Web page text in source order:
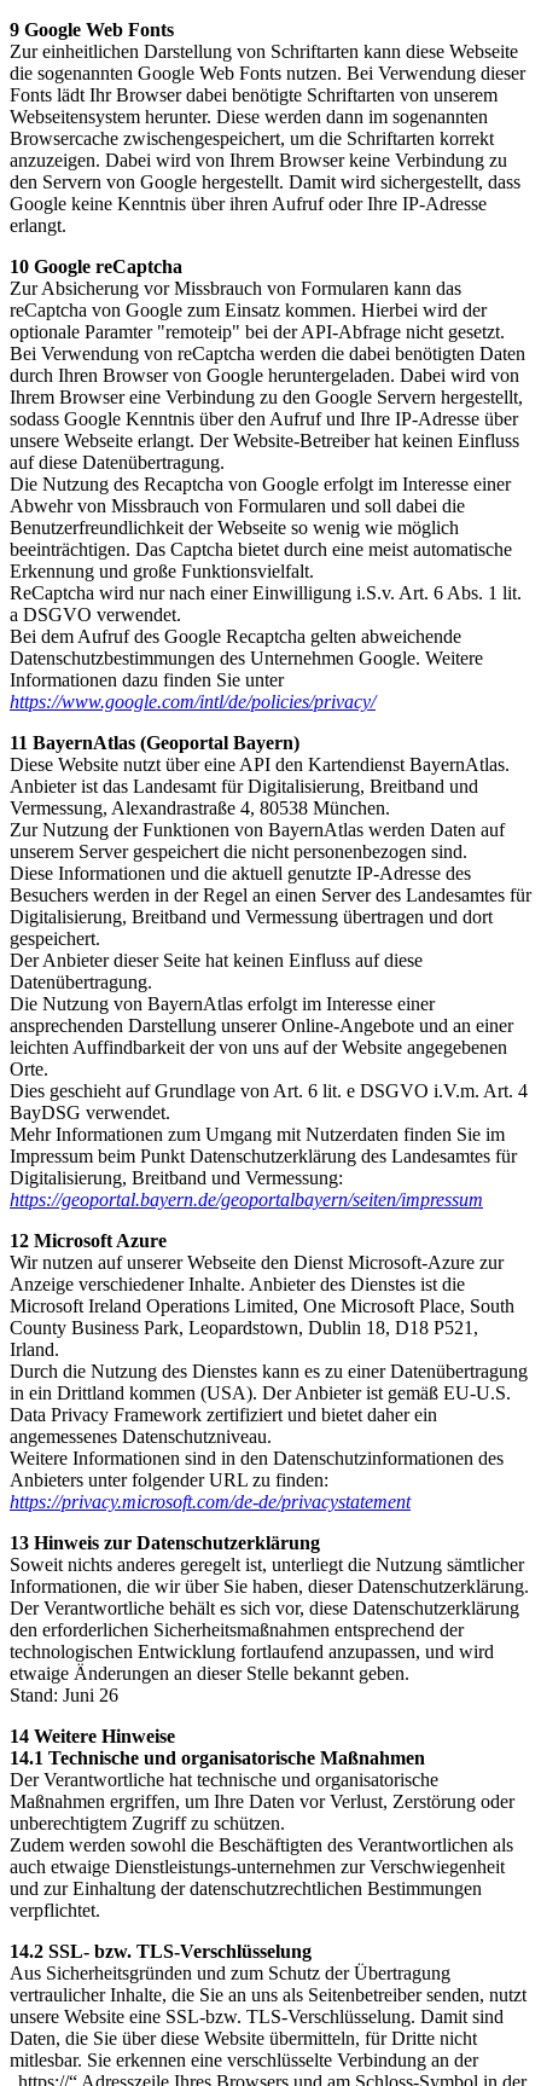
9 Google Web Fonts
Zur einheitlichen Darstellung von Schriftarten kann diese Webseite
die sogenannten Google Web Fonts nutzen. Bei Verwendung dieser
Fonts lädt Ihr Browser dabei benötigte Schriftarten von unserem
Webseitensystem herunter. Diese werden dann im sogenannten
Browsercache zwischengespeichert, um die Schriftarten korrekt
anzuzeigen. Dabei wird von Ihrem Browser keine Verbindung zu
den Servern von Google hergestellt. Damit wird sichergestellt, dass
Google keine Kenntnis über ihren Aufruf oder Ihre IP-Adresse
erlangt.
10 Google reCaptcha
Zur Absicherung vor Missbrauch von Formularen kann das
reCaptcha von Google zum Einsatz kommen. Hierbei wird der
optionale Paramter "remoteip" bei der API-Abfrage nicht gesetzt.
Bei Verwendung von reCaptcha werden die dabei benötigten Daten
durch Ihren Browser von Google heruntergeladen. Dabei wird von
Ihrem Browser eine Verbindung zu den Google Servern hergestellt,
sodass Google Kenntnis über den Aufruf und Ihre IP-Adresse über
unsere Webseite erlangt. Der Website-Betreiber hat keinen Einfluss
auf diese Datenübertragung.
Die Nutzung des Recaptcha von Google erfolgt im Interesse einer
Abwehr von Missbrauch von Formularen und soll dabei die
Benutzerfreundlichkeit der Webseite so wenig wie möglich
beeinträchtigen. Das Captcha bietet durch eine meist automatische
Erkennung und große Funktionsvielfalt.
ReCaptcha wird nur nach einer Einwilligung i.S.v. Art. 6 Abs. 1 lit.
a DSGVO verwendet.
Bei dem Aufruf des Google Recaptcha gelten abweichende
Datenschutzbestimmungen des Unternehmen Google. Weitere
Informationen dazu finden Sie unter
https://www.google.com/intl/de/policies/privacy/
11 BayernAtlas (Geoportal Bayern)
Diese Website nutzt über eine API den Kartendienst BayernAtlas.
Anbieter ist das Landesamt für Digitalisierung, Breitband und
Vermessung, Alexandrastraße 4, 80538 München.
Zur Nutzung der Funktionen von BayernAtlas werden Daten auf
unserem Server gespeichert die nicht personenbezogen sind.
Diese Informationen und die aktuell genutzte IP-Adresse des
Besuchers werden in der Regel an einen Server des Landesamtes für
Digitalisierung, Breitband und Vermessung übertragen und dort
gespeichert.
Der Anbieter dieser Seite hat keinen Einfluss auf diese
Datenübertragung.
Die Nutzung von BayernAtlas erfolgt im Interesse einer
ansprechenden Darstellung unserer Online-Angebote und an einer
leichten Auffindbarkeit der von uns auf der Website angegebenen
Orte.
Dies geschieht auf Grundlage von Art. 6 lit. e DSGVO i.V.m. Art. 4
BayDSG verwendet.
Mehr Informationen zum Umgang mit Nutzerdaten finden Sie im
Impressum beim Punkt Datenschutzerklärung des Landesamtes für
Digitalisierung, Breitband und Vermessung:
https://geoportal.bayern.de/geoportalbayern/seiten/impressum
12 Microsoft Azure
Wir nutzen auf unserer Webseite den Dienst Microsoft-Azure zur
Anzeige verschiedener Inhalte. Anbieter des Dienstes ist die
Microsoft Ireland Operations Limited, One Microsoft Place, South
County Business Park, Leopardstown, Dublin 18, D18 P521,
Irland.
Durch die Nutzung des Dienstes kann es zu einer Datenübertragung
in ein Drittland kommen (USA). Der Anbieter ist gemäß EU-U.S.
Data Privacy Framework zertifiziert und bietet daher ein
angemessenes Datenschutzniveau.
Weitere Informationen sind in den Datenschutzinformationen des
Anbieters unter folgender URL zu finden:
https://privacy.microsoft.com/de-de/privacystatement
13 Hinweis zur Datenschutzerklärung
Soweit nichts anderes geregelt ist, unterliegt die Nutzung sämtlicher
Informationen, die wir über Sie haben, dieser Datenschutzerklärung.
Der Verantwortliche behält es sich vor, diese Datenschutzerklärung
den erforderlichen Sicherheitsmaßnahmen entsprechend der
technologischen Entwicklung fortlaufend anzupassen, und wird
etwaige Änderungen an dieser Stelle bekannt geben.
Stand: Juni 26
14 Weitere Hinweise
14.1 Technische und organisatorische Maßnahmen
Der Verantwortliche hat technische und organisatorische
Maßnahmen ergriffen, um Ihre Daten vor Verlust, Zerstörung oder
unberechtigtem Zugriff zu schützen.
Zudem werden sowohl die Beschäftigten des Verantwortlichen als
auch etwaige Dienstleistungs-unternehmen zur Verschwiegenheit
und zur Einhaltung der datenschutzrechtlichen Bestimmungen
verpflichtet.
14.2 SSL- bzw. TLS-Verschlüsselung
Aus Sicherheitsgründen und zum Schutz der Übertragung
vertraulicher Inhalte, die Sie an uns als Seitenbetreiber senden, nutzt
unsere Website eine SSL-bzw. TLS-Verschlüsselung. Damit sind
Daten, die Sie über diese Website übermitteln, für Dritte nicht
mitlesbar. Sie erkennen eine verschlüsselte Verbindung an der
„https://“ Adresszeile Ihres Browsers und am Schloss-Symbol in der